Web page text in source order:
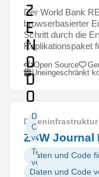
Z
e
n
o
d
o
Daten und
Code
veröffentlichen
Texte
veröffentlichen
Der World Bank
browserbasierter
Schritt durch die
Replikationspaket
Open Source
Uneingeschränkt
Dateninfrastruktur
ZBW Journal
Daten und Code
Daten und Code